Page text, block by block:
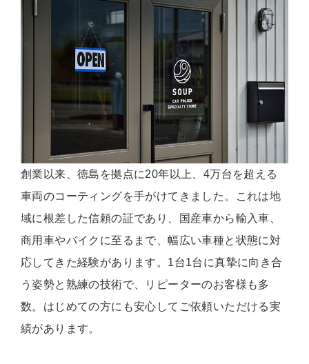
創業以来、徳島を拠点に20年以上、4万台を超える
車両のコーティングを手がけてきました。これは地
域に根差した信頼の証であり、国産車から輸入車、
商用車やバイクに至るまで、幅広い車種と状態に対
応してきた経験があります。1台1台に真摯に向き合
う姿勢と熟練の技術で、リピーターのお客様も多
数。はじめての方にも安心してご依頼いただける実
績があります。